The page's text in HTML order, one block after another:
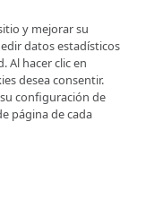
Rollo
y mejorar su
datos estadísticos
Al hacer clic en
desea consentir.
configuración de
página de cada